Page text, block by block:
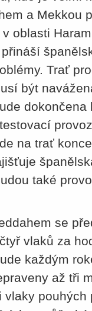
a Mekkou
oblasti
Trať
být
na trať
také
se
vlaků za
každým
až tři
vlaky